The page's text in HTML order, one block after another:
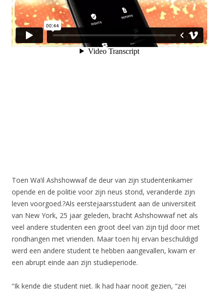
Toen Wa’il Ashshowwaf de deur van zijn studentenkamer
opende en de politie voor zijn neus stond, veranderde zijn
leven voorgoed.?Als eerstejaarsstudent aan de universiteit
van New York, 25 jaar geleden, bracht Ashshowwaf net als
veel andere studenten een groot deel van zijn tijd door met
rondhangen met vrienden. Maar toen hij ervan beschuldigd
werd een andere student te hebben aangevallen, kwam er
een abrupt einde aan zijn studieperiode.
“Ik kende die student niet. Ik had haar nooit gezien, “zei